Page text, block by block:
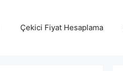
Çekici Fiyat Hesaplama